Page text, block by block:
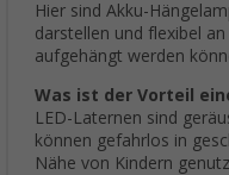
Hier sind Akku-
darstellen und flexibel
aufgehängt werden
Was ist der Vorteil
LED-Laternen sind
können gefahrlos in
Nähe von Kindern